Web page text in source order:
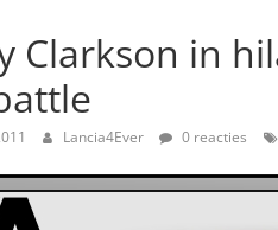
Clarkson in
Lancia4Ever 0 reacties